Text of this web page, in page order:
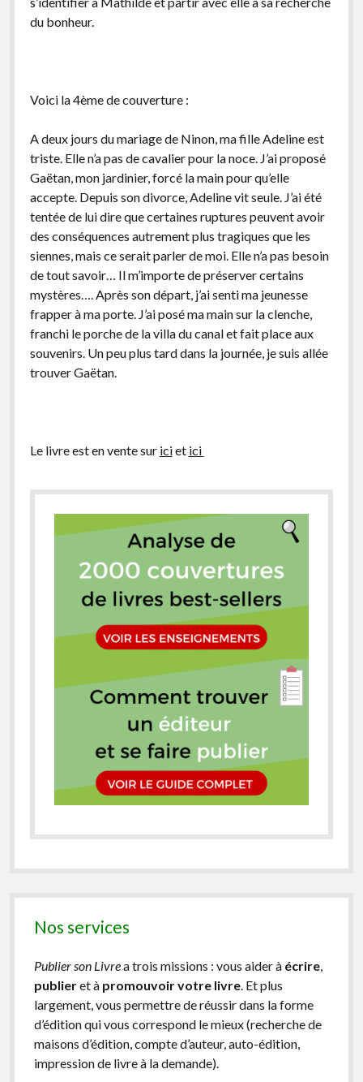
du bonheur.
Voici la 4ème de couverture :
A deux jours du mariage de Ninon, ma fille Adeline est
triste. Elle n’a pas de cavalier pour la noce. J’ai proposé
Gaëtan, mon jardinier, forcé la main pour qu’elle
accepte. Depuis son divorce, Adeline vit seule. J’ai été
tentée de lui dire que certaines ruptures peuvent avoir
des conséquences autrement plus tragiques que les
siennes, mais ce serait parler de moi. Elle n’a pas besoin
de tout savoir… Il m’importe de préserver certains
mystères…. Après son départ, j’ai senti ma jeunesse
frapper à ma porte. J’ai posé ma main sur la clenche,
franchi le porche de la villa du canal et fait place aux
souvenirs. Un peu plus tard dans la journée, je suis allée
trouver Gaëtan.
Le livre est en vente sur iciet ici
Nos services
Publier son Livrea trois missions : vous aider à écrire,
publieret à promouvoir votre livre. Et plus
largement, vous permettre de réussir dans la forme
d’édition qui vous correspond le mieux (recherche de
maisons d’édition, compte d’auteur, auto-édition,
impression de livre à la demande).